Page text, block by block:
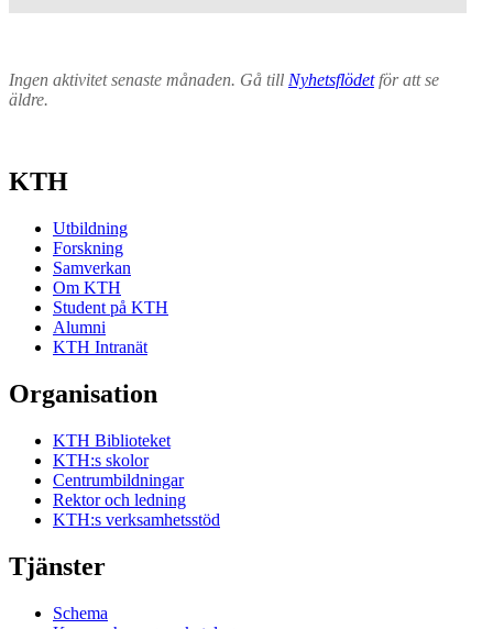
Ingen aktivitet senaste månaden. Gå till Nyhetsflödetför att se
äldre.
KTH
Utbildning
Forskning
Samverkan
Om KTH
Student på KTH
Alumni
KTH Intranät
Organisation
KTH Biblioteket
KTH:s skolor
Centrumbildningar
Rektor och ledning
KTH:s verksamhetsstöd
Tjänster
Schema